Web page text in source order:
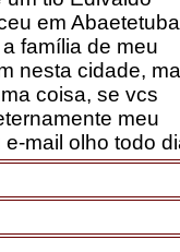
em Abaetetuba
família de meu
nesta cidade,
coisa, se vcs
meu
mail olho todo